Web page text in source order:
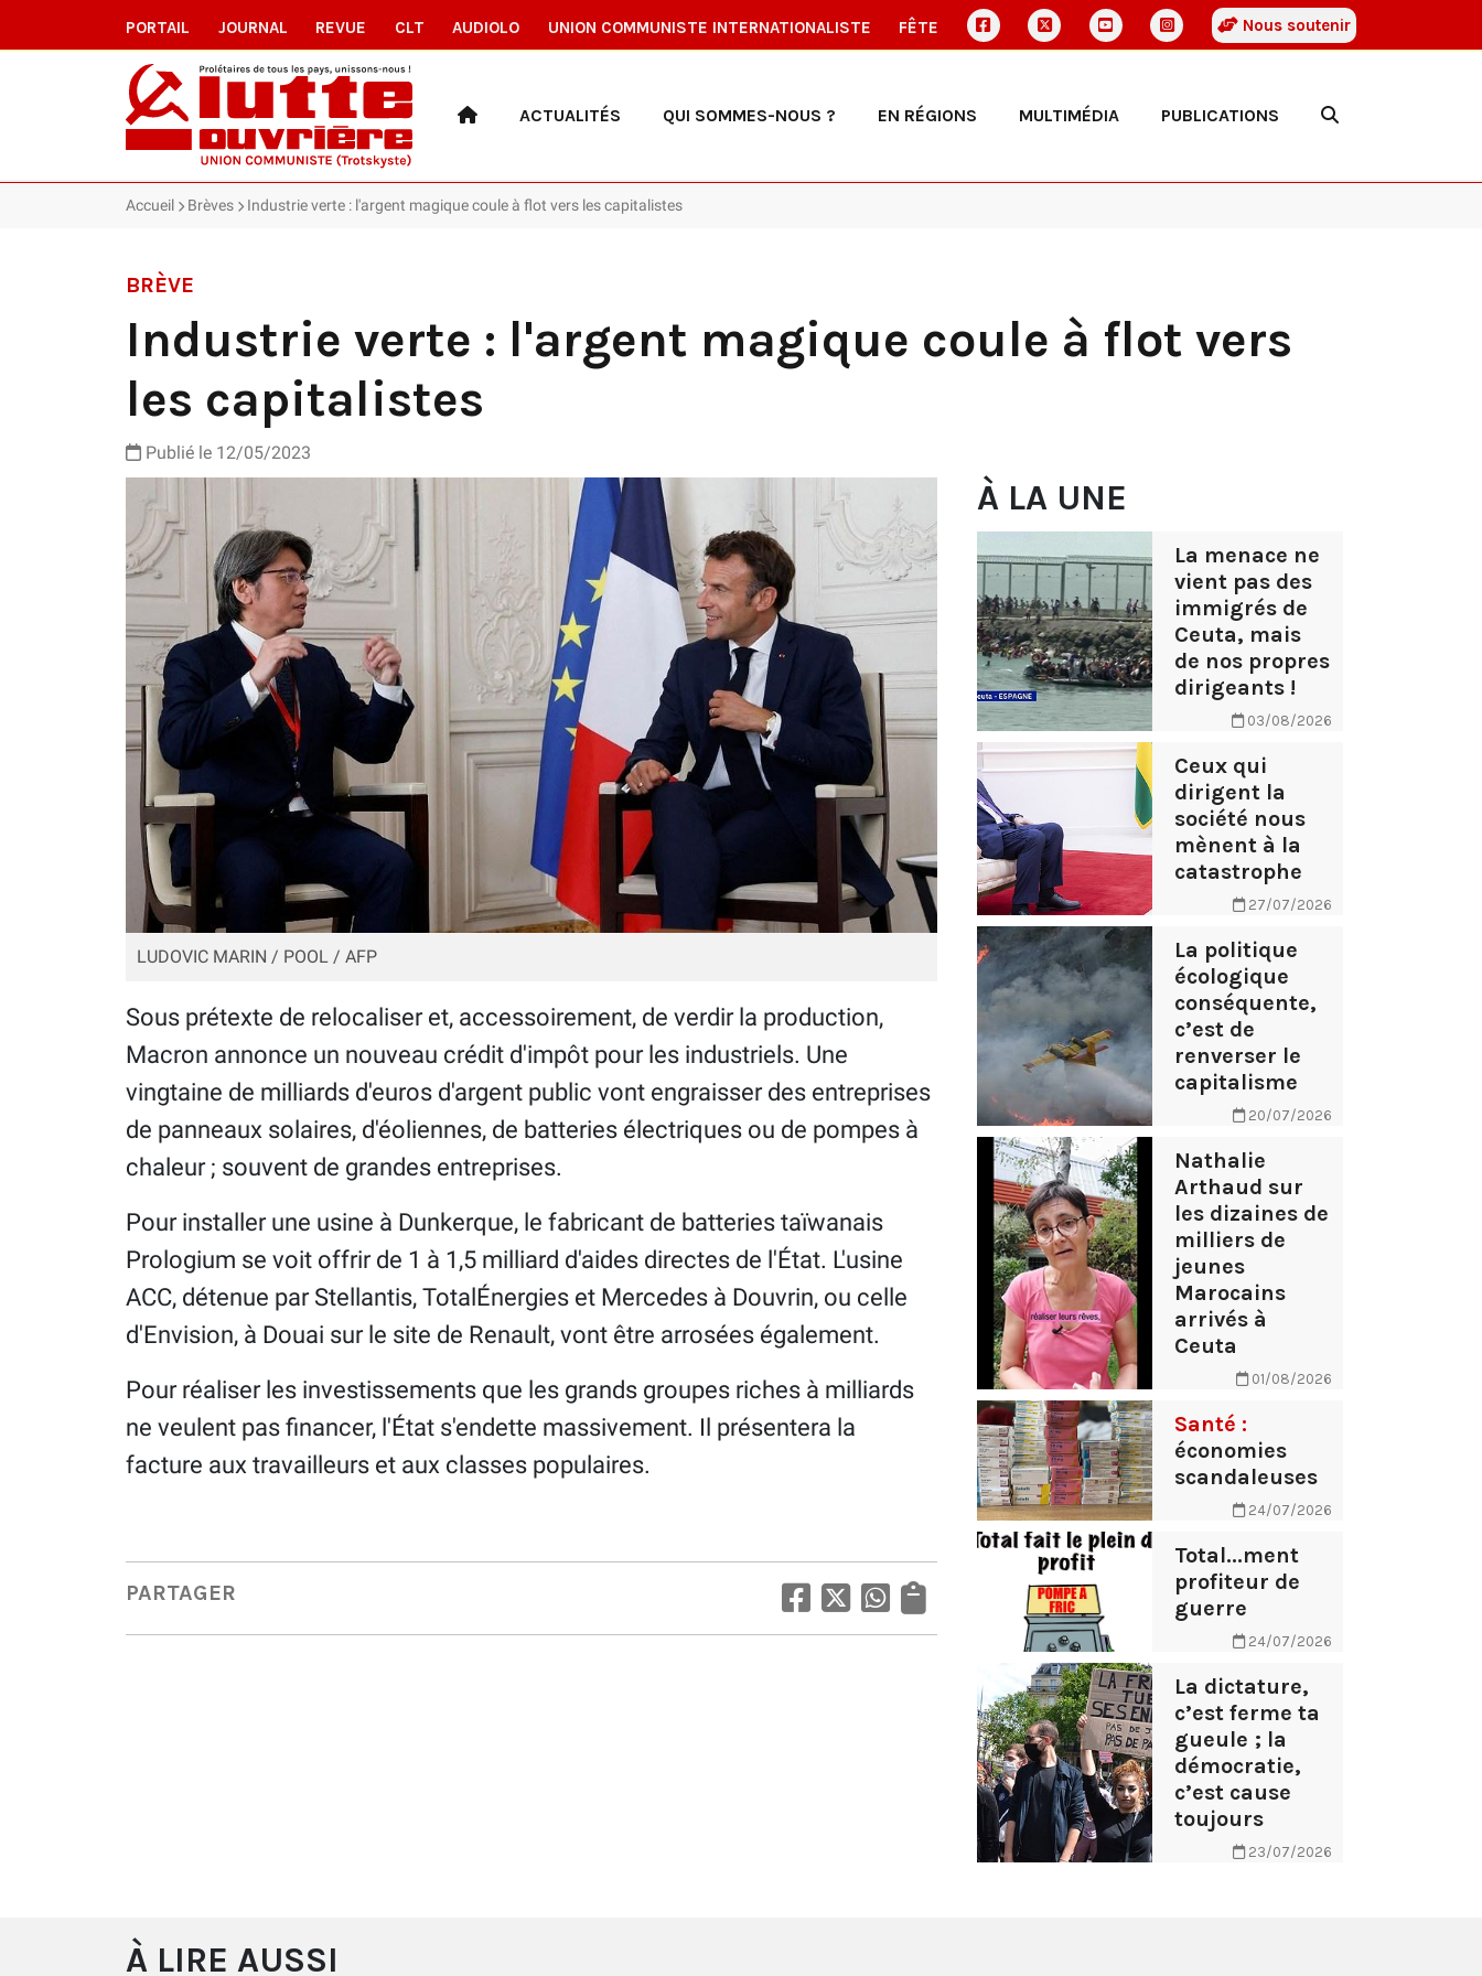
PORTAIL JOURNAL REVUE CLT AUDIOLO UNION COMMUNISTE INTERNATIONALISTE FÊTE Nous soutenir
ACTUALITÉS QUI SOMMES-NOUS ? EN RÉGIONS MULTIMÉDIA PUBLICATIONS
Accueil Brèves Industrie verte : l'argent magique coule à flot vers les capitalistes
BRÈVE
Industrie verte : l'argent magique coule à flot vers
les capitalistes
Publié le 12/05/2023
LUDOVIC MARIN / POOL / AFP
Sous prétexte de relocaliser et, accessoirement, de verdir la production,
Macron annonce un nouveau crédit d'impôt pour les industriels. Une
vingtaine de milliards d'euros d'argent public vont engraisser des entreprises
de panneaux solaires, d'éoliennes, de batteries électriques ou de pompes à
chaleur ; souvent de grandes entreprises.
Pour installer une usine à Dunkerque, le fabricant de batteries taïwanais
Prologium se voit offrir de 1 à 1,5 milliard d'aides directes de l'État. L'usine
ACC, détenue par Stellantis, TotalÉnergies et Mercedes à Douvrin, ou celle
d'Envision, à Douai sur le site de Renault, vont être arrosées également.
Pour réaliser les investissements que les grands groupes riches à milliards
ne veulent pas financer, l'État s'endette massivement. Il présentera la
facture aux travailleurs et aux classes populaires.
PARTAGER
À LA UNE
La menace ne
vient pas des
immigrés de
Ceuta, mais
de nos propres
dirigeants !
03/08/2026
Ceux qui
dirigent la
société nous
mènent à la
catastrophe
27/07/2026
La politique
écologique
conséquente,
c’est de
renverser le
capitalisme
20/07/2026
Nathalie
Arthaud sur
les dizaines de
milliers de
jeunes
Marocains
arrivés à
Ceuta
01/08/2026
Santé :
économies
scandaleuses
24/07/2026
Total...ment
profiteur de
guerre
24/07/2026
La dictature,
c’est ferme ta
gueule ; la
démocratie,
c’est cause
toujours
23/07/2026
À LIRE AUSSI